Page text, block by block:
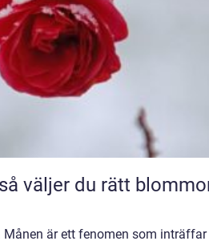
Månen är ett fenomen som